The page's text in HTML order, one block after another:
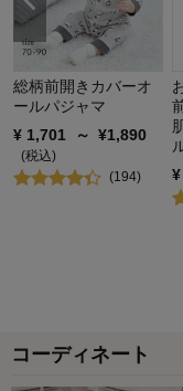
総柄前開きカバーオ
ールパジャマ
¥ 1,701 ～ ¥1,890
(税込)
(194)
¥
コーディネート